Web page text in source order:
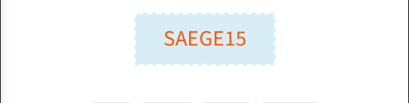
Bandmesser Glatt Meterware
SAEGE15